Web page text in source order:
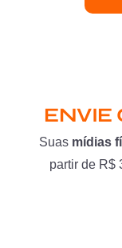
ENVIE
Suas mídias
partir de R$